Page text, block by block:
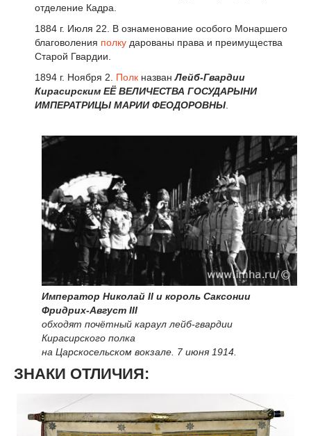
отделение Кадра.
1884 г. Июля 22. В ознаменование особого Монаршего
благоволения полку дарованы права и преимущества
Старой Гвардии.
1894 г. Ноября 2. Полк названЛейб-Гвардии
Кирасирским ЕЁ ВЕЛИЧЕСТВА ГОСУДАРЫНИ
ИМПЕРАТРИЦЫ МАРИИ ФЕОДОРОВНЫ.
Император Николай II и король Саксонии
Фридрих-Август III
обходят почётный караул лейб-гвардии
Кирасирского полка
на Царскосельском вокзале. 7 июня 1914.
ЗНАКИ ОТЛИЧИЯ: